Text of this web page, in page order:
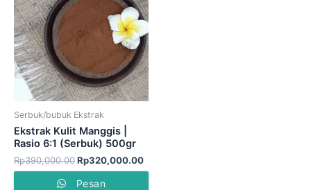
Serbuk/bubuk Ekstrak
Ekstrak Kulit Manggis |
Rasio 6:1 (Serbuk) 500gr
Rp390,000.00
Rp390,000.00.
Rp320,000.00
adalah:
Rp320,000.00.
Pesan